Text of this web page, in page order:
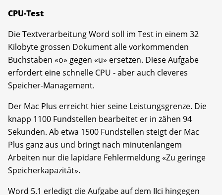
CPU-Test
Die Textverarbeitung Word soll im Test in einem 32
Kilobyte grossen Dokument alle vorkommenden
Buchstaben «o» gegen «u» ersetzen. Diese Aufgabe
erfordert eine schnelle CPU - aber auch cleveres
Speicher-Management.
Der Mac Plus erreicht hier seine Leistungsgrenze. Die
knapp 1100 Fundstellen bearbeitet er in zähen 94
Sekunden. Ab etwa 1500 Fundstellen steigt der Mac
Plus ganz aus und bringt nach minutenlangem
Arbeiten nur die lapidare Fehlermeldung «Zu geringe
Speicherkapazität».
Word 5.1 erledigt die Aufgabe auf dem IIci hingegen